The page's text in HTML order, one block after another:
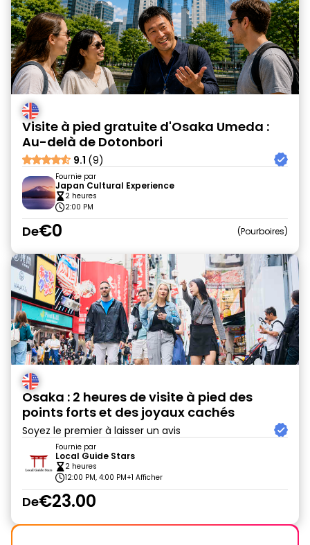
Visite à pied gratuite d'Osaka Umeda :
Au-delà de Dotonbori
9.1 (9)
Fournie par
Japan Cultural Experience
2 heures
2:00 PM
De€0 Pourboires
Osaka : 2 heures de visite à pied des
points forts et des joyaux cachés
Soyez le premier à laisser un avis
Fournie par
Local Guide Stars
2 heures
12:00 PM, 4:00 PM+1 Afficher
De€23.00